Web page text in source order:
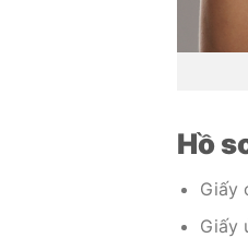
Hồ
Giấy
Giấy